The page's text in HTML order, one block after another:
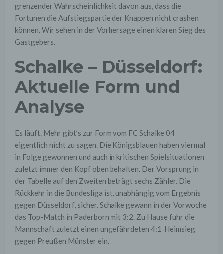
grenzender Wahrscheinlichkeit davon aus, dass die
Fortunen die Aufstiegspartie der Knappen nicht crashen
können. Wir sehen in der Vorhersage einen klaren Sieg des
Gastgebers.
Schalke – Düsseldorf:
Aktuelle Form und
Analyse
Es läuft. Mehr gibt’s zur Form vom FC Schalke 04
eigentlich nicht zu sagen. Die Königsblauen haben viermal
in Folge gewonnen und auch in kritischen Spielsituationen
zuletzt immer den Kopf oben behalten. Der Vorsprung in
der Tabelle auf den Zweiten beträgt sechs Zähler. Die
Rückkehr in die Bundesliga ist, unabhängig vom Ergebnis
gegen Düsseldorf, sicher. Schalke gewann in der Vorwoche
das Top-Match in Paderborn mit 3:2. Zu Hause fuhr die
Mannschaft zuletzt einen ungefährdeten 4:1‑Heimsieg
gegen Preußen Münster ein.